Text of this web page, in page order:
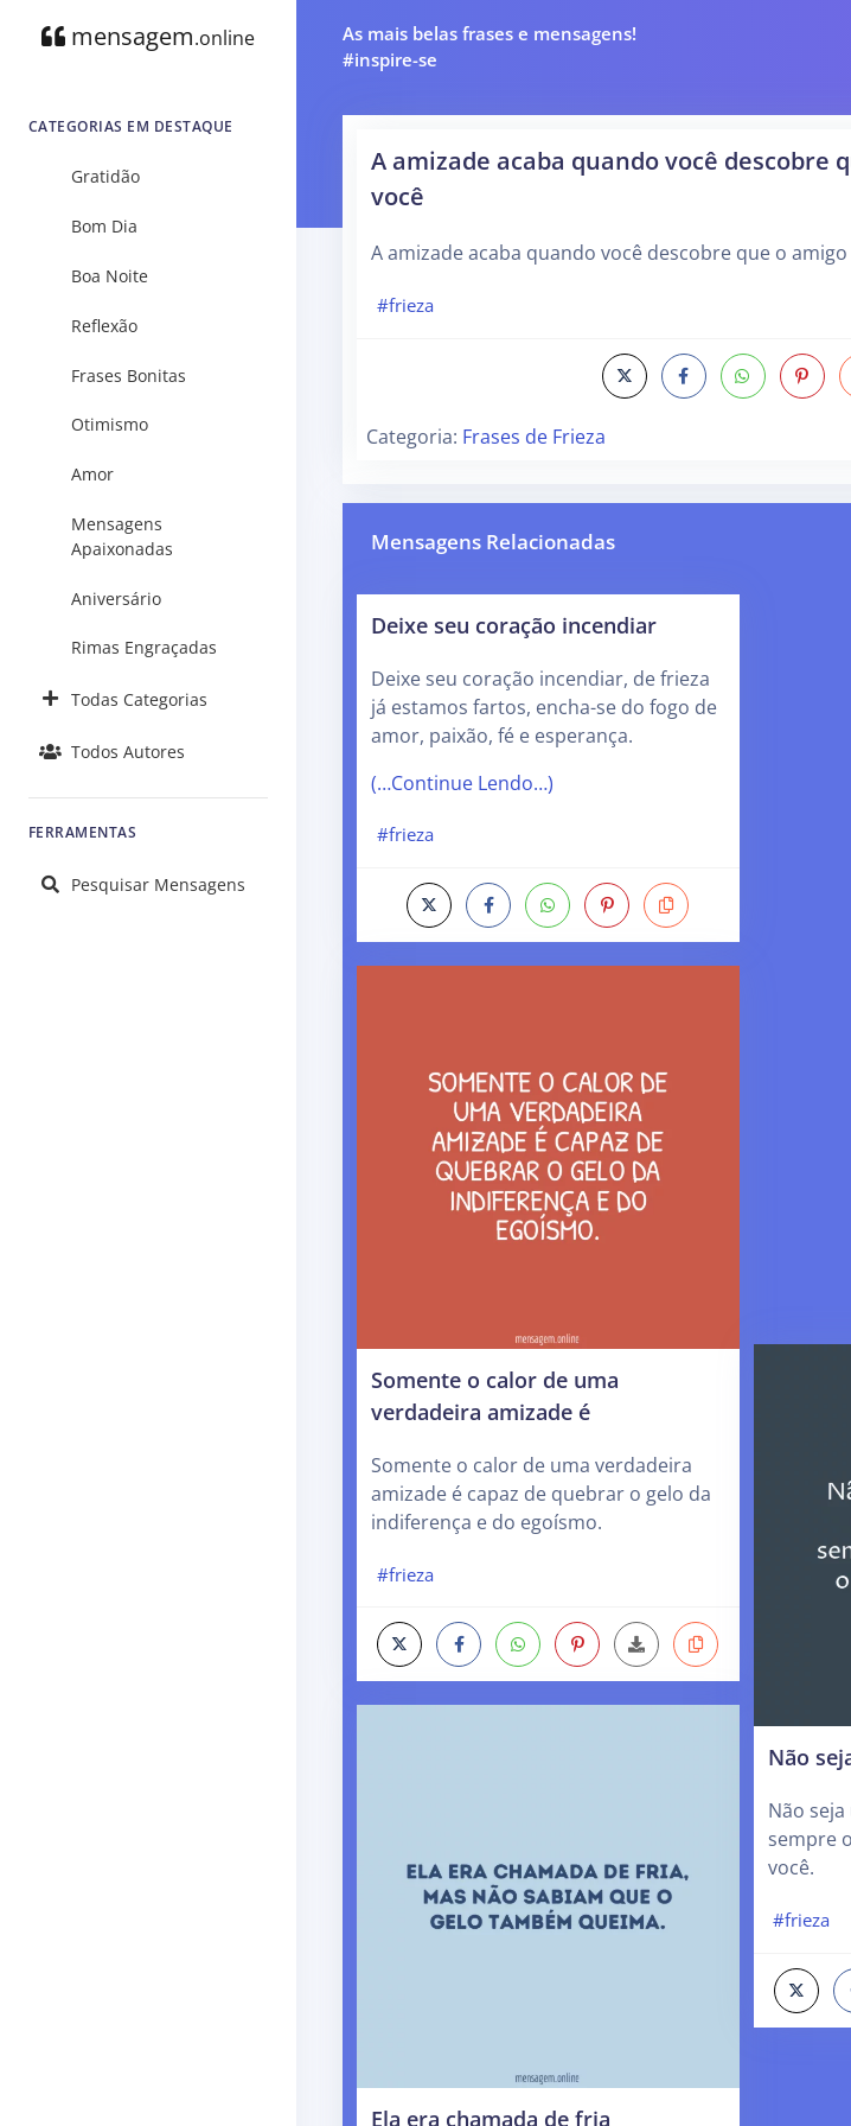
mensagem.online
CATEGORIAS EM DESTAQUE
Gratidão
Bom Dia
Boa Noite
Reflexão
Frases Bonitas
Otimismo
Amor
Mensagens
Apaixonadas
Aniversário
Rimas Engraçadas
Todas Categorias
Todos Autores
FERRAMENTAS
Pesquisar Mensagens
As mais belas frases e mensagens!
#inspire-se
A amizade acaba quando você descobre
você
A amizade acaba quando você descobre que o
#frieza
Categoria: Frases de Frieza
Mensagens Relacionadas
Deixe seu coração incendiar
Deixe seu coração incendiar, de frieza
já estamos fartos, encha-se do fogo de
amor, paixão, fé e esperança.
(…Continue Lendo…)
#frieza
Somente o calor de uma
verdadeira amizade é
Somente o calor de uma verdadeira
amizade é capaz de quebrar o gelo da
indiferença e do egoísmo.
#frieza
Ela era chamada de fria
Não
Não
sempre
você.
#frieza